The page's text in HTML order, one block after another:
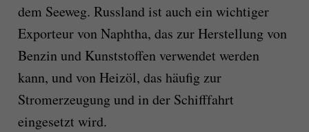
dem Seeweg. Russland ist auch ein wichtiger
Exporteur von Naphtha, das zur Herstellung von
Benzin und Kunststoffen verwendet werden
kann, und von Heizöl, das häufig zur
Stromerzeugung und in der Schifffahrt
eingesetzt wird.